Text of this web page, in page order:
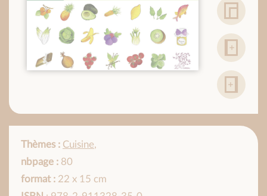
Thèmes : Cuisine,
nbpage : 80
format : 22 x 15 cm